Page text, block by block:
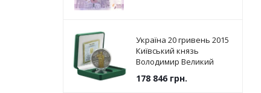
Україна 20 гривень 2015
Київський князь
Володимир Великий
178 846грн.